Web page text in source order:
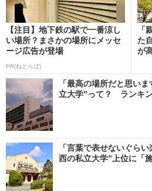
【注目】地下鉄の駅で一番涼し
い場所？まさかの場所にメッセ
ージ広告が登場
PR(ねとらぼ)
「
た
が
「最高の場所だと思い
立大学”って？ ランキ
「言葉で表せないぐら
西の私立大学”上位に「